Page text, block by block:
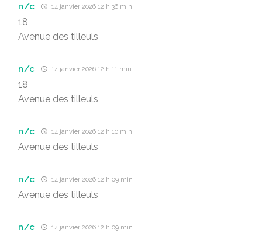
n/c 14 janvier 2026 12 h 36 min
18
Avenue des tilleuls
n/c 14 janvier 2026 12 h 11 min
18
Avenue des tilleuls
n/c 14 janvier 2026 12 h 10 min
Avenue des tilleuls
n/c 14 janvier 2026 12 h 09 min
Avenue des tilleuls
n/c 14 janvier 2026 12 h 09 min